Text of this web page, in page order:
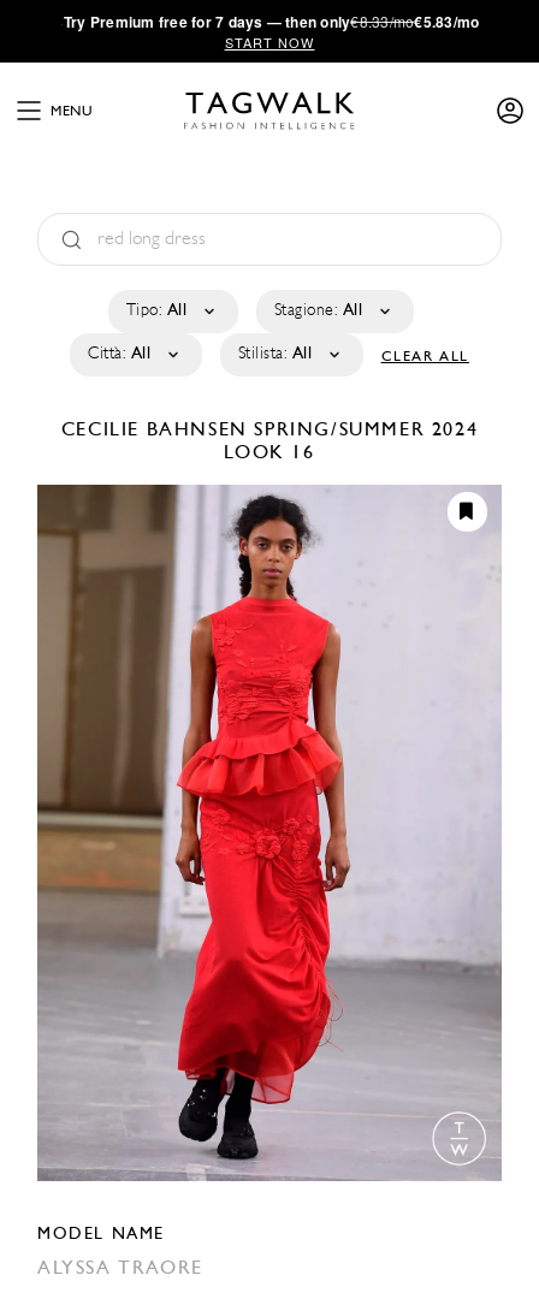
·Try Premium free for 7 days — then only€8.33/mo€5.83/mo
START NOW
MENU
Tipo: All Stagione: All
Città: All Stilista: All CLEAR ALL
CECILIE BAHNSENSPRING/SUMMER 2024
LOOK 16
MODEL NAME
ALYSSA TRAORE